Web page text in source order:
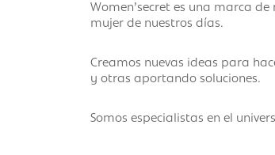
Women’secret es una marca
mujer de nuestros días.
Creamos nuevas ideas para
y otras aportando soluciones.
Somos especialistas en el